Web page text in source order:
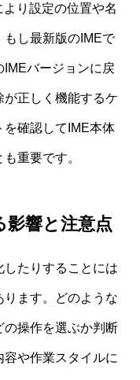
り設定の位置や名
し最新版のIMEで
バージョンに戻
が正しく機能するケ
を確認してIME本体
重要です。
影響と注意点
たりすることには
ります。どのような
の操作を選ぶか判断
や作業スタイルに